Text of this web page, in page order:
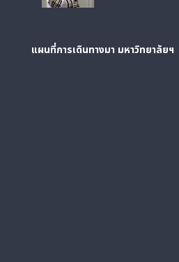
แผนที่การเดินทางมา มหาวิทยาลัยฯ